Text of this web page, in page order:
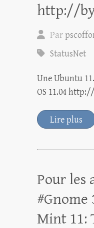
http://
Par
StatusNet
Une Ubuntu
OS 11.04
Lire plus
Pour les
Mint 11: